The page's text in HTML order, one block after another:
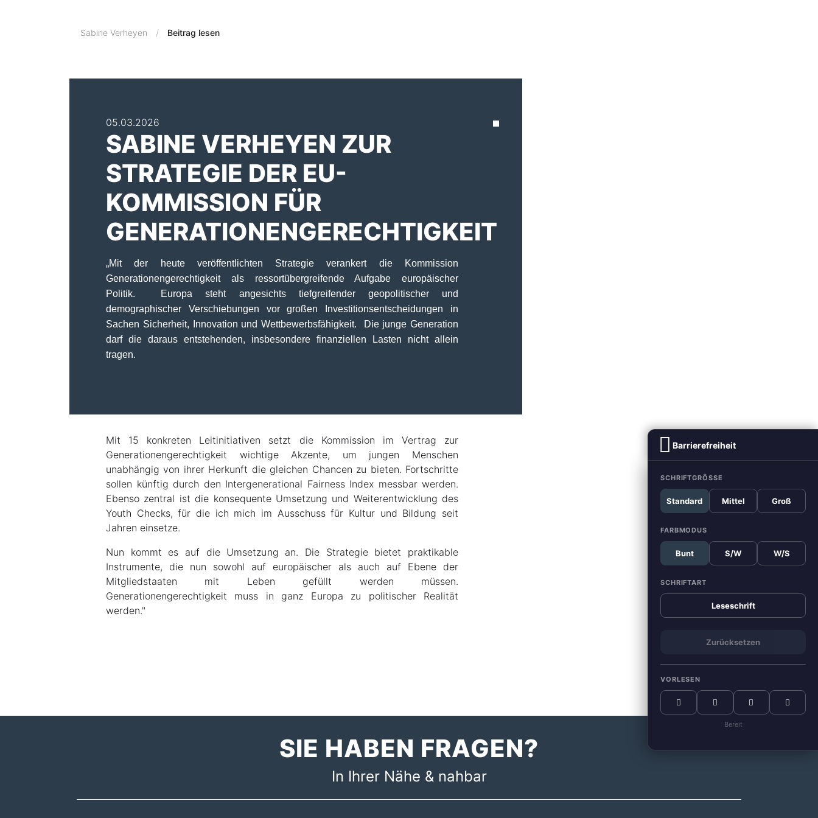
Barrierefreiheit
SCHRIFTGRÖSSE
Standard Mittel Groß
FARBMODUS
Bunt S/W W/S
SCHRIFTART
Leseschrift
Zurücksetzen
VORLESEN
Bereit
Sabine Verheyen Beitrag lesen
05.03.2026
SABINE VERHEYEN ZUR
STRATEGIE DER EU-
KOMMISSION FÜR
GENERATIONENGERECHTIGKEIT
„Mit der heute veröffentlichten Strategie verankert die Kommission
Generationengerechtigkeit als ressortübergreifende Aufgabe europäischer
Politik. Europa steht angesichts tiefgreifender geopolitischer und
demographischer Verschiebungen vor großen Investitionsentscheidungen in
Sachen Sicherheit, Innovation und Wettbewerbsfähigkeit. Die junge Generation
darf die daraus entstehenden, insbesondere finanziellen Lasten nicht allein
tragen.
Mit 15 konkreten Leitinitiativen setzt die Kommission im Vertrag zur
Generationengerechtigkeit wichtige Akzente, um jungen Menschen
unabhängig von ihrer Herkunft die gleichen Chancen zu bieten. Fortschritte
sollen künftig durch den Intergenerational Fairness Index messbar werden.
Ebenso zentral ist die konsequente Umsetzung und Weiterentwicklung des
Youth Checks, für die ich mich im Ausschuss für Kultur und Bildung seit
Jahren einsetze.
Nun kommt es auf die Umsetzung an. Die Strategie bietet praktikable
Instrumente, die nun sowohl auf europäischer als auch auf Ebene der
Mitgliedstaaten mit Leben gefüllt werden müssen.
Generationengerechtigkeit muss in ganz Europa zu politischer Realität
werden."
SIE HABEN FRAGEN?
In Ihrer Nähe & nahbar